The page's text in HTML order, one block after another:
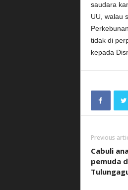
saudara
UU, walau
tidak di
kepada
Previous
Cabuli
pemuda